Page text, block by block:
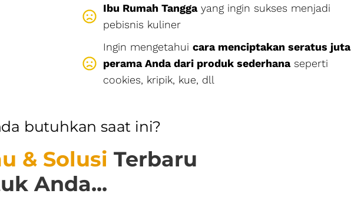
Ibu Rumah Tanggayang ingin sukses menjadi
pebisnis kuliner
Ingin mengetahui cara menciptakan seratus juta
perama Anda dari produk sederhanaseperti
cookies, kripik, kue, dll
butuhkan saat ini?
& Solusi Terbaru
Anda...